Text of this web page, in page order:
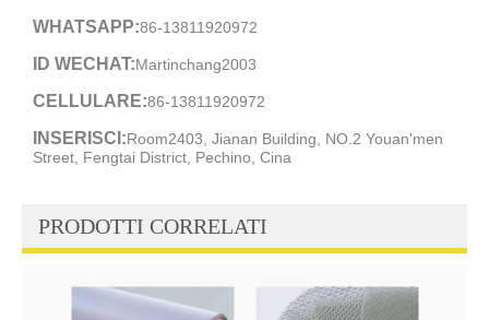
WHATSAPP:86-13811920972
ID WECHAT:Martinchang2003
CELLULARE:86-13811920972
INSERISCI:Room2403, Jianan Building, NO.2 Youan'men
Street, Fengtai District, Pechino, Cina
PRODOTTI CORRELATI